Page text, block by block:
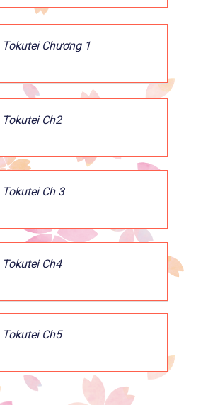
Chương 1
Ch2
Ch 3
Ch4
Ch5